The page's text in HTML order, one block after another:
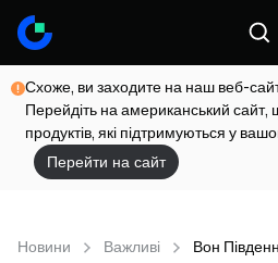
Схоже, ви заходите на наш веб-
Перейдіть на американський
продуктів, які підтримуються у
Перейти на сайт
Новини Важливі Вон